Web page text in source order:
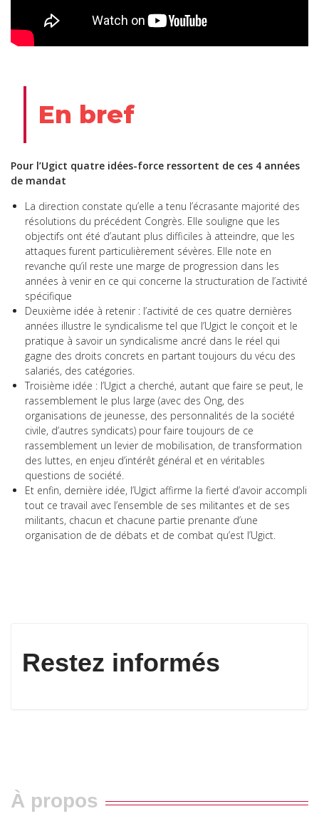
En bref
Pour l’Ugict quatre idées-force ressortent de ces 4 années
de mandat
La direction constate qu’elle a tenu l’écrasante majorité des
résolutions du précédent Congrès. Elle souligne que les
objectifs ont été d’autant plus difficiles à atteindre, que les
attaques furent particulièrement sévères. Elle note en
revanche qu’il reste une marge de progression dans les
années à venir en ce qui concerne la structuration de l’activité
spécifique
Deuxième idée à retenir : l’activité de ces quatre dernières
années illustre le syndicalisme tel que l’Ugict le conçoit et le
pratique à savoir un syndicalisme ancré dans le réel qui
gagne des droits concrets en partant toujours du vécu des
salariés, des catégories.
Troisième idée : l’Ugict a cherché, autant que faire se peut, le
rassemblement le plus large (avec des Ong, des
organisations de jeunesse, des personnalités de la société
civile, d’autres syndicats) pour faire toujours de ce
rassemblement un levier de mobilisation, de transformation
des luttes, en enjeu d’intérêt général et en véritables
questions de société.
Et enfin, dernière idée, l’Ugict affirme la fierté d’avoir accompli
tout ce travail avec l’ensemble de ses militantes et de ses
militants, chacun et chacune partie prenante d’une
organisation de de débats et de combat qu’est l’Ugict.
Restez informés
À propos